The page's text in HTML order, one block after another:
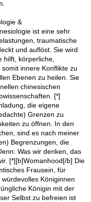
&
ist eine sehr
traumatische
und auflöst. Sie wird
hilft, körperliche,
innere Konflikte zu
Ebenen zu heilen. Sie
chinesischen
[*]
die eigene
Grenzen zu
zu öffnen. In den
sind es nach meiner
Begrenzungen, die
Was wir denken, das
[*][b]Womanhood[/b] Die
Frausein, für
Königinnen
Königin mit der
Selbst zu befreien ist